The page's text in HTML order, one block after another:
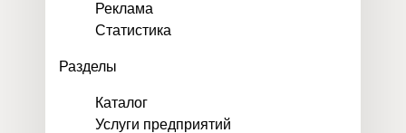
Реклама
Статистика
Разделы
Каталог
Услуги предприятий